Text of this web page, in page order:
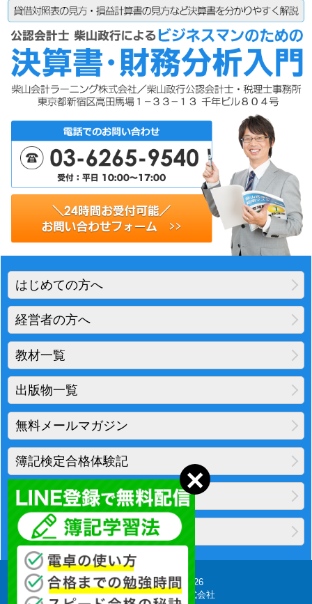
はじめての方へ
経営者の方へ
教材一覧
出版物一覧
無料メールマガジン
簿記検定合格体験記
地図・アクセス
プライバシーポリシー
Copyright(C) 2010-2026
柴山会計ラーニング株式会社